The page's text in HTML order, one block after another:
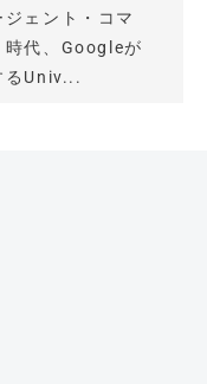
ジェント・コマ
時代、Googleが
るUniv...